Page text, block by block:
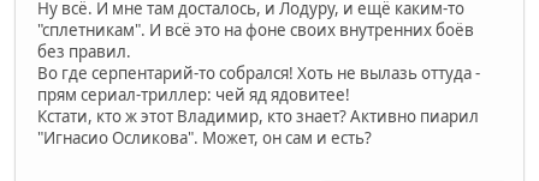
Ну всё. И мне там досталось, и Лодуру, и ещё каким-то
"сплетникам". И всё это на фоне своих внутренних боёв
без правил.
Во где серпентарий-то собрался! Хоть не вылазь оттуда -
прям сериал-триллер: чей яд ядовитее!
Кстати, кто ж этот Владимир, кто знает? Активно пиарил
"Игнасио Осликова". Может, он сам и есть?